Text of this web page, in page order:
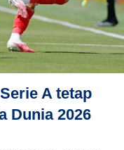
A tetap
Dunia 2026